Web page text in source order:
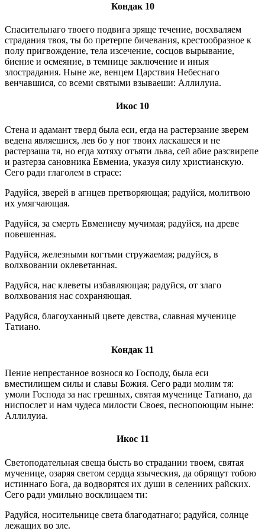
Кондак 10
Спасительнаго твоего подвига зряще течение, восхваляем
страдания твоя, ты бо претерпе бичевания, крестообразное к
полу пригвождение, тела изсечение, сосцов вырывание,
биение и осмеяние, в темнице заключение и иныя
злострадания. Ныне же, венцем Царствия Небеснаго
венчавшися, со всеми святыми взываеши: Аллилуиа.
Икос 10
Стена и адамант тверд была еси, егда на растерзание зверем
ведена являешися, лев бо у ног твоих ласкашеся и не
растерзаша тя, но егда хотяху отъяти льва, сей абие разсвирепе
и разтерза сановника Евмениа, указуя силу христианскую.
Сего ради глаголем в страсе:
Радуйся, зверей в агнцев претворяющая; радуйся, молитвою
их умягчающая.
Радуйся, за смерть Евмениеву мучимая; радуйся, на древе
повешенная.
Радуйся, железными когтьми стружаемая; радуйся, в
волхвовании оклеветанная.
Радуйся, нас клеветы избавляющая; радуйся, от злаго
волхвования нас сохраняющая.
Радуйся, благоуханный цвете девства, славная мученице
Татиано.
Кондак 11
Пение непрестанное вознося ко Господу, была еси
вместилищем силы и славы Божия. Сего ради молим тя:
умоли Господа за нас грешных, святая мученице Татиано, да
ниспослет и нам чудеса милости Своея, песнопоющим ныне:
Аллилуиа.
Икос 11
Светоподательная свеща бысть во страдании твоем, святая
мученице, озаряя светом сердца языческия, да обрящут тобою
истиннаго Бога, да водворятся их души в селениих райских.
Сего ради умильно восклицаем ти:
Радуйся, носительнице света благодатнаго; радуйся, солнце
лежащих во зле.